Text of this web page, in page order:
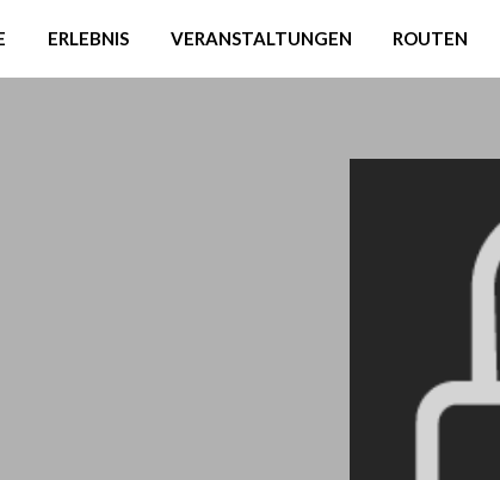
ERLEBNIS VERANSTALTUNGEN ROUTEN